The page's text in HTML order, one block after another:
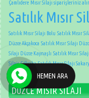
Çamlıdere Mısır Silajı siparişleriniz
Satılık Mısır
Satılık Mısır Silajı Bolu Satılık Mısır
Düzce Akçakoca Satılık Mısır Silajı
Silajı Düzce Kaynaşlı Satılık Mısır
Silajı Gölyaka Satılık Mısır Silajı
Satılık Mısır Silajı Çerkeş
DÜZCE MISIR SİLAJI
HEMEN ARA